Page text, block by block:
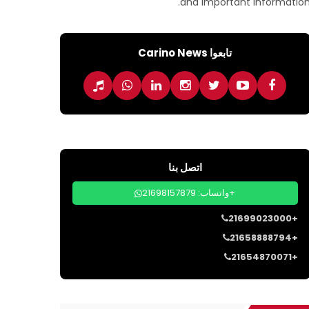
تابعوا Carino News
اتصل بنا
واتساب: 21698157879+
21699023000+
21658888794+
21654870071+